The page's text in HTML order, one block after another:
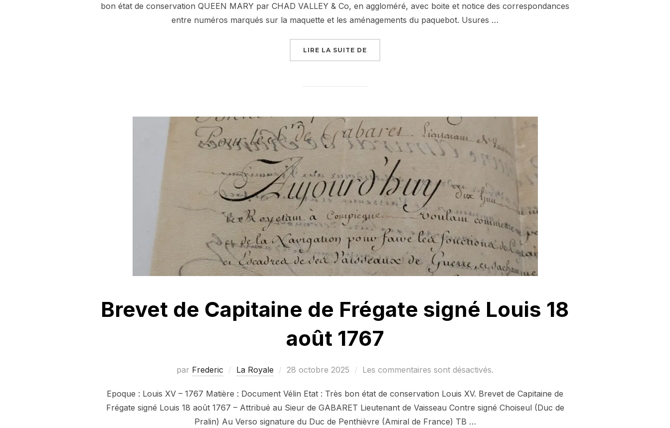
bon état de conservation QUEEN MARY par CHAD VALLEY & Co, en aggloméré, avec boite et notice des correspondances
entre numéros marqués sur la maquette et les aménagements du paquebot. Usures …
LIRE LA SUITE DE
Brevet de Capitaine de Frégate signé Louis 18
août 1767
par Frederic La Royale
Publié
28 octobre 2025 Les commentaires sont désactivés.
Epoque : Louis XV – 1767 Matière : Document Vélin Etat : Très bon état de conservation Louis XV. Brevet de Capitaine de
Frégate signé Louis 18 août 1767 – Attribué au Sieur de GABARET Lieutenant de Vaisseau Contre signé Choiseul (Duc de
Pralin) Au Verso signature du Duc de Penthièvre (Amiral de France) TB …